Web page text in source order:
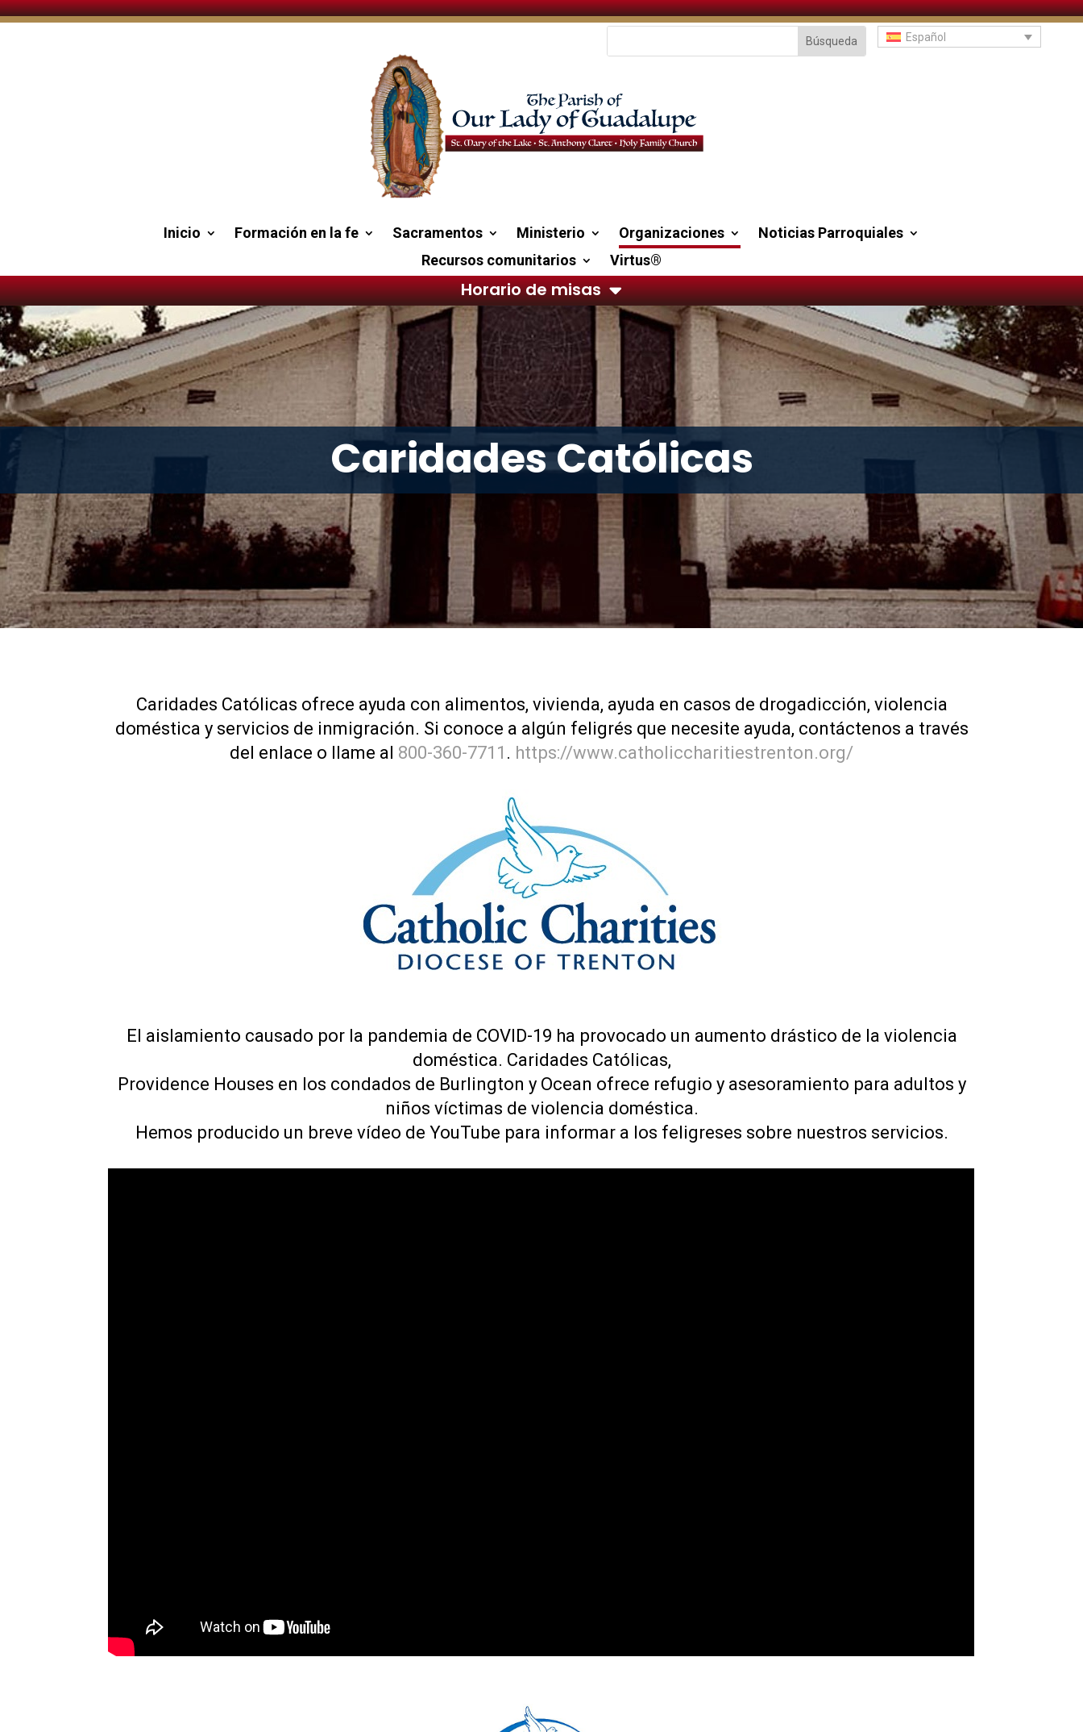
Español
Inicio Formación en la fe Sacramentos Ministerio Organizaciones
Noticias Parroquiales
Recursos comunitarios
Virtus®
Horario de misas
Caridades Católicas
Caridades Católicas ofrece ayuda con alimentos, vivienda, ayuda en casos de drogadicción, violencia
doméstica y servicios de inmigración. Si conoce a algún feligrés que necesite ayuda, contáctenos a través
del enlace o llame al 800-360-7711 . https://www.catholiccharitiestrenton.org/
El aislamiento causado por la pandemia de COVID-19 ha provocado un aumento drástico de la violencia
doméstica. Caridades Católicas,
Providence Houses en los condados de Burlington y Ocean ofrece refugio y asesoramiento para adultos y
niños víctimas de violencia doméstica.
Hemos producido un breve vídeo de YouTube para informar a los feligreses sobre nuestros servicios.